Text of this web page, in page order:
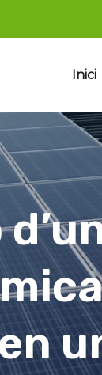
Inici